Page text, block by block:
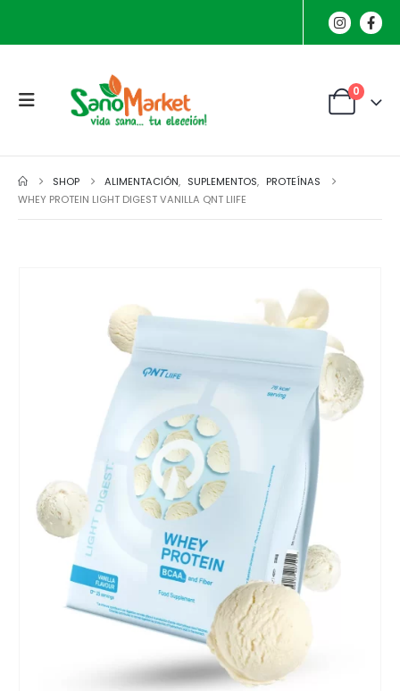
0
SHOP ALIMENTACIÓN, SUPLEMENTOS, PROTEÍNAS
WHEY PROTEIN LIGHT DIGEST VANILLA QNT LIIFE